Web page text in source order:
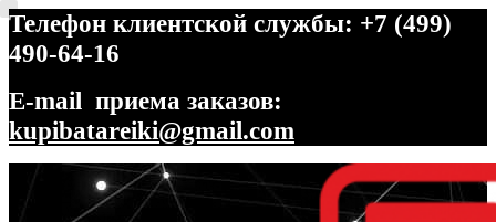
Телефон клиентской службы: +7 (499)
490-64-16
E-mail приема заказов:
kupibatareiki@gmail.com
Перейти
навигации
Перейти
содержимому